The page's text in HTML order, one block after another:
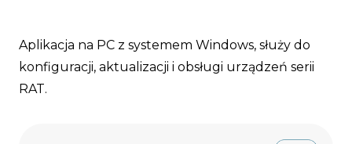
Aplikacja na PC z systemem Windows, służy do
konfiguracji, aktualizacji i obsługi urządzeń serii
RAT.